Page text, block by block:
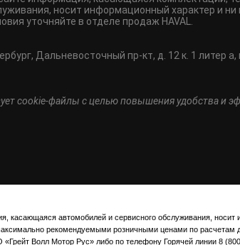
носит информационный характер и
уточняйте в отделе продаж HAVAL.
Дальневосточный пр-кт, д. 12 к. 1 литер
cookie-файлы с целью повышения удобства и
касающаяся автомобилей и сервисного обслуживания,
рекомендуемыми розничными ценами по
Волл Мотор Рус» либо по телефону Горячей линии 8